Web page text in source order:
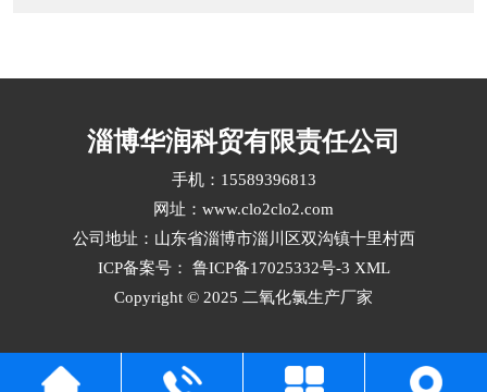
淄博华润科贸有限责任公司
手机：15589396813
网址：www.clo2clo2.com
公司地址：山东省淄博市淄川区双沟镇十里村西
ICP备案号：
鲁ICP备17025332号-3 XML
Copyright © 2025 二氧化氯生产厂家